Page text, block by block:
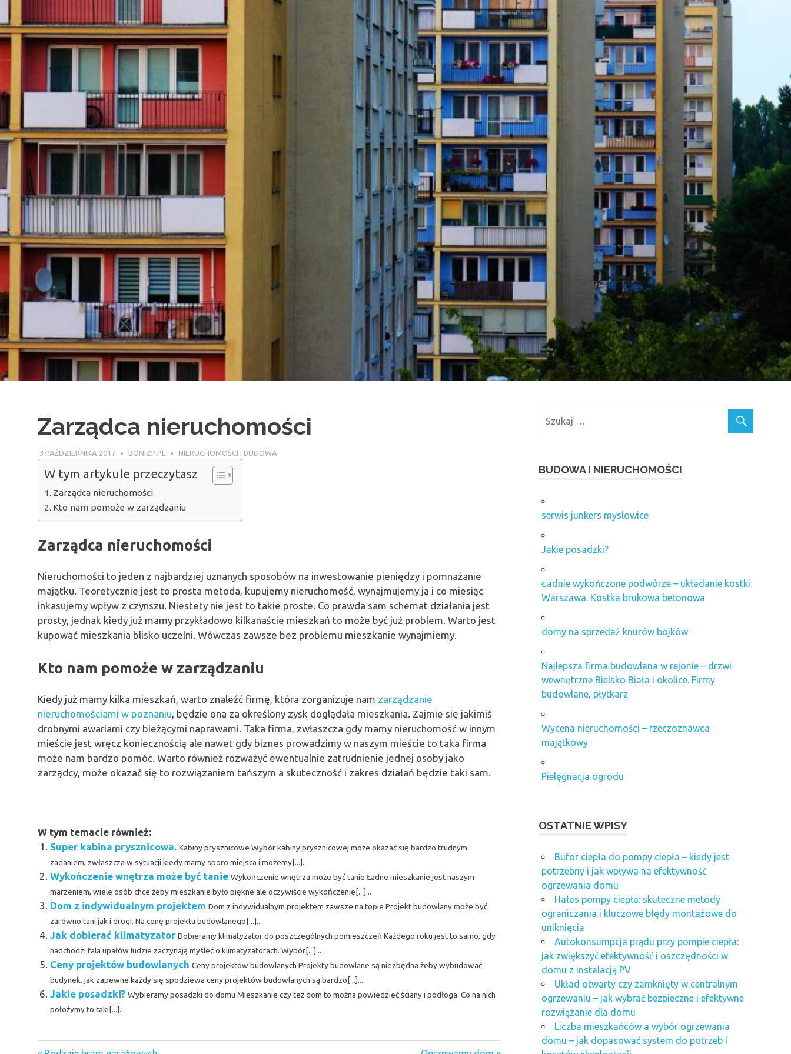
Zarządca nieruchomości
3 PAŹDZIERNIKA 2017 BONIZP.PL NIERUCHOMOŚCI I BUDOWA
W tym artykule przeczytasz
Zarządca nieruchomości
Kto nam pomoże w zarządzaniu
Zarządca nieruchomości
Nieruchomości to jeden z najbardziej uznanych sposobów na inwestowanie pieniędzy i pomnażanie
majątku. Teoretycznie jest to prosta metoda, kupujemy nieruchomość, wynajmujemy ją i co miesiąc
inkasujemy wpływ z czynszu. Niestety nie jest to takie proste. Co prawda sam schemat działania jest
prosty, jednak kiedy już mamy przykładowo kilkanaście mieszkań to może być już problem. Warto jest
kupować mieszkania blisko uczelni. Wówczas zawsze bez problemu mieszkanie wynajmiemy.
Kto nam pomoże w zarządzaniu
Kiedy już mamy kilka mieszkań, warto znaleźć firmę, która zorganizuje nam zarządzanie
nieruchomościami w poznaniu, będzie ona za określony zysk doglądała mieszkania. Zajmie się jakimiś
drobnymi awariami czy bieżącymi naprawami. Taka firma, zwłaszcza gdy mamy nieruchomość w innym
mieście jest wręcz koniecznością ale nawet gdy biznes prowadzimy w naszym mieście to taka firma
może nam bardzo pomóc. Warto również rozważyć ewentualnie zatrudnienie jednej osoby jako
zarządcy, może okazać się to rozwiązaniem tańszym a skuteczność i zakres działań będzie taki sam.
W tym temacie również:
Super kabina prysznicowa. Kabiny prysznicowe Wybór kabiny prysznicowej może okazać się bardzo trudnym
zadaniem, zwłaszcza w sytuacji kiedy mamy sporo miejsca i możemy[...]...
Wykończenie wnętrza może być tanie Wykończenie wnętrza może być tanie Ładne mieszkanie jest naszym
marzeniem, wiele osób chce żeby mieszkanie było piękne ale oczywiście wykończenie[...]...
Dom z indywidualnym projektem Dom z indywidualnym projektem zawsze na topie Projekt budowlany może być
zarówno tani jak i drogi. Na cenę projektu budowlanego[...]...
Jak dobierać klimatyzator Dobieramy klimatyzator do poszczególnych pomieszczeń Każdego roku jest to samo, gdy
nadchodzi fala upałów ludzie zaczynają myśleć o klimatyzatorach. Wybór[...]...
Ceny projektów budowlanych Ceny projektów budowlanych Projekty budowlane są niezbędna żeby wybudować
budynek, jak zapewne każdy się spodziewa ceny projektów budowlanych są bardzo[...]...
Jakie posadzki? Wybieramy posadzki do domu Mieszkanie czy też dom to można powiedzieć ściany i podłoga. Co na nich
położymy to taki[...]...
Budowa domów
BUDOWA I NIERUCHOMOŚCI
serwis junkers myslowice
Jakie posadzki?
Ładnie wykończone podwórze – układanie kostki
Warszawa. Kostka brukowa betonowa
domy na sprzedaż knurów bojków
Najlepsza firma budowlana w rejonie – drzwi
wewnętrzne Bielsko Biała i okolice. Firmy
budowlane, płytkarz
Wycena nieruchomości – rzeczoznawca
majątkowy
Pielęgnacja ogrodu
OSTATNIE WPISY
Bufor ciepła do pompy ciepła – kiedy jest
potrzebny i jak wpływa na efektywność
ogrzewania domu
Hałas pompy ciepła: skuteczne metody
ograniczania i kluczowe błędy montażowe do
uniknięcia
Autokonsumpcja prądu przy pompie ciepła:
jak zwiększyć efektywność i oszczędności w
domu z instalacją PV
Układ otwarty czy zamknięty w centralnym
ogrzewaniu – jak wybrać bezpieczne i efektywne
rozwiązanie dla domu
Liczba mieszkańców a wybór ogrzewania
domu – jak dopasować system do potrzeb i